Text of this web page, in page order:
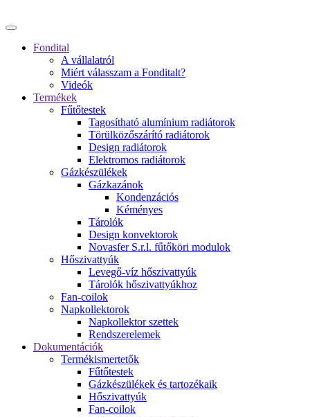
Fondital
A vállalatról
Miért válasszam a Fonditalt?
Videók
Termékek
Fűtőtestek
Tagosítható alumínium radiátorok
Törülközőszárító radiátorok
Design radiátorok
Elektromos radiátorok
Gázkészülékek
Gázkazánok
Kondenzációs
Kéményes
Tárolók
Design konvektorok
Novasfer S.r.l. fűtőköri modulok
Hőszivattyúk
Levegő-víz hőszivattyúk
Tárolók hőszivattyúkhoz
Fan-coilok
Napkollektorok
Napkollektor szettek
Rendszerelemek
Dokumentációk
Termékismertetők
Fűtőtestek
Gázkészülékek és tartozékaik
Hőszivattyúk
Fan-coilok